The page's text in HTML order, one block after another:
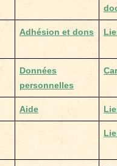
Adhésion et dons
Données
personnelles
Aide